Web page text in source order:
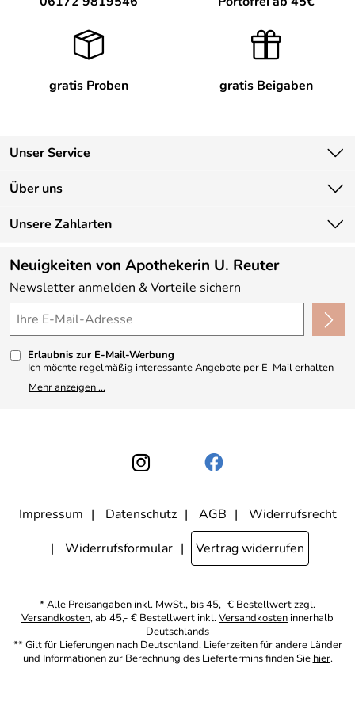
gratis Proben gratis Beigaben
Unser Service
Kontakt
Lieferbedingungen
Kundenlogin
Über uns
Unsere Bestseller
Neu
Angebote
Made in Germany
4,9/5*****
Unsere Zahlarten
Neuigkeiten von Apothekerin U. Reuter
Newsletter anmelden & Vorteile sichern
Erlaubnis zur E-Mail-Werbung
Ich möchte regelmäßig interessante Angebote per E-Mail erhalten
und ausserdem nach Erhalt meiner Bestellung an die Möglichkeit zur
Abgabe einer Produktbewertung erinnert werden. Meine
werden. Dabei ist nicht erkennbar, welche konkrete Person geklickt
hat. Diese Einwilligung zur Nutzung meiner E-Mail- Adresse für
Werbezwecke kann ich jederzeit mit Wirkung für die Zukunft
Mitgliederbereich deaktiviere. Die Datenschutzerklärunghabe ich
zur Kenntnis genommen.
Mehr anzeigen ...
Impressum Datenschutz AGB
Widerrufsrecht
Widerrufsformular
Vertrag widerrufen
* Alle Preisangaben inkl. MwSt., bis 45,- € Bestellwert zzgl.
Versandkosten, ab 45,- € Bestellwert inkl.Versandkosten innerhalb
Deutschlands
** Gilt für Lieferungen nach Deutschland. Lieferzeiten für andere Länder
und Informationen zur Berechnung des Liefertermins finden Sie hier.